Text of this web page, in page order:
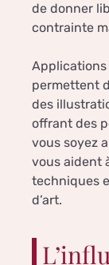
de donner
contrainte
Applications
permettent
des
offrant des
vous soyez
vous aident
techniques
d’art.